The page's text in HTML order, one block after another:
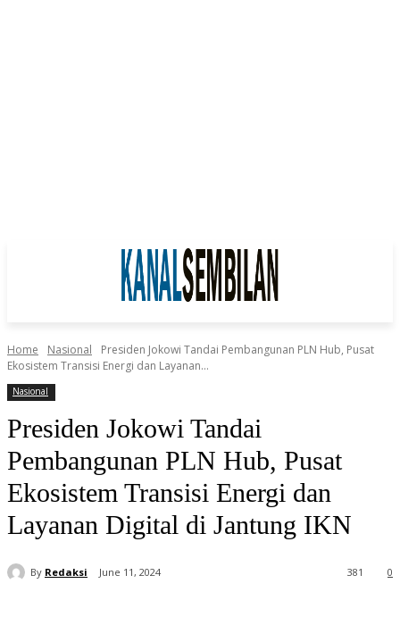
Home Nasional
Presiden Jokowi Tandai Pembangunan PLN Hub, Pusat
Ekosistem Transisi Energi dan Layanan...
Nasional
Presiden Jokowi Tandai
Pembangunan PLN Hub, Pusat
Ekosistem Transisi Energi dan
Layanan Digital di Jantung IKN
By Redaksi June 11, 2024 0
381